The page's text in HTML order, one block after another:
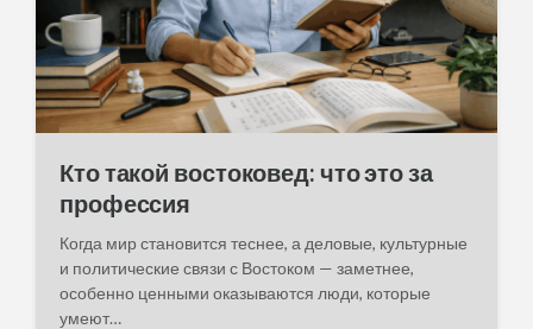
Кто такой востоковед: что это за
профессия
Когда мир становится теснее, а деловые, культурные
и политические связи с Востоком — заметнее,
особенно ценными оказываются люди, которые
умеют…